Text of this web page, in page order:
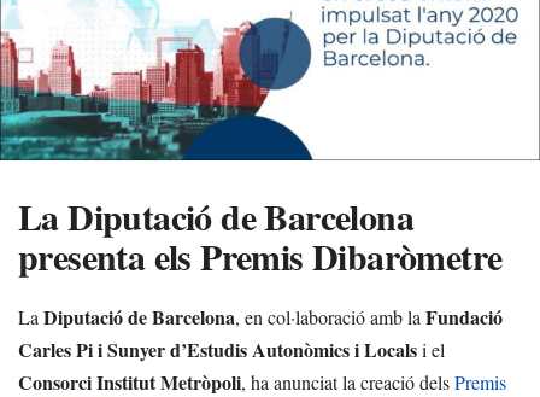
La Diputació de Barcelona
presenta els Premis Dibaròmetre
La Diputació de Barcelona, en col·laboració amb la Fundació
Carles Pi i Sunyer d’Estudis Autonòmics i Localsi el
Consorci Institut Metròpoli, ha anunciat la creació delsPremis